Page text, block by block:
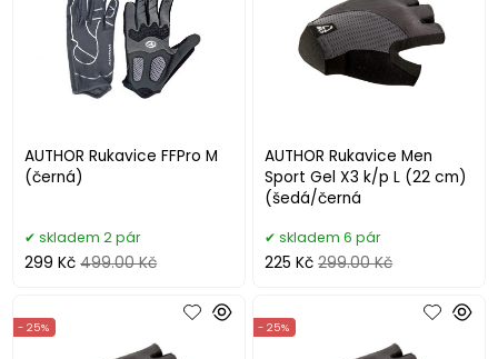
AUTHOR Rukavice FFPro M
(černá)
skladem 2 pár
299 Kč 499.00 Kč
AUTHOR Rukavice Men
Sport Gel X3 k/p L (22 cm)
(šedá/černá
skladem 6 pár
225 Kč 299.00 Kč
- 25% - 25%